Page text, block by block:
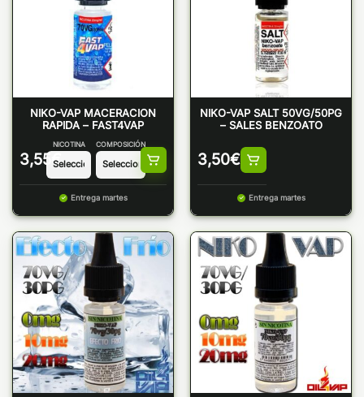
NIKO-VAP MACERACION
RAPIDA – FAST4VAP
3,55 €
NICOTINA COMPOSICIÓN
Entrega martes
NIKO-VAP SALT 50VG/50PG
– SALES BENZOATO
3,50€
Entrega martes